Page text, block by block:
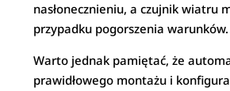
nasłonecznieniu, a czujnik wiatru
przypadku pogorszenia warunków.
Warto jednak pamiętać, że
prawidłowego montażu i